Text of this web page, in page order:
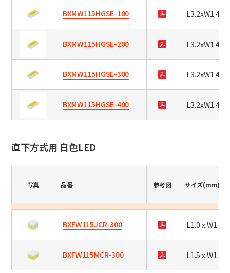
BXMW115HGSE-100
BXMW115HGSE-200
BXMW115HGSE-300
BXMW115HGSE-400
直下方式用 白色LED
写真 品番 参考図 サイズ(mm)
BXFW115JCR-300 L1.0 x W1.0
BXFW115MCR-300 L1.5 x W1.5